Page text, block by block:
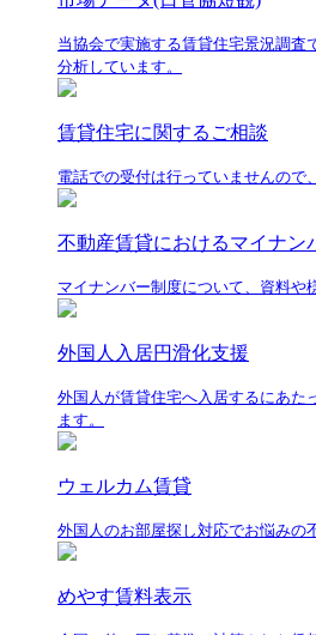
当協会で実施する賃貸住宅景況調査
分析しています。
賃貸住宅に関するご相談
電話での受付は行っていませんので
不動産賃貸におけるマイナン
マイナンバー制度について、資料や
外国人入居円滑化支援
外国人が賃貸住宅へ入居するにあた
ます。
ウェルカム賃貸
外国人のお部屋探し対応でお悩みの
めやす賃料表示